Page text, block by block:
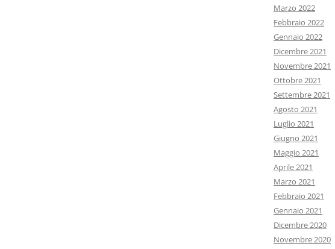
Marzo 2022
Febbraio 2022
Gennaio 2022
Dicembre 2021
Novembre 2021
Ottobre 2021
Settembre 2021
Agosto 2021
Luglio 2021
Giugno 2021
Maggio 2021
Aprile 2021
Marzo 2021
Febbraio 2021
Gennaio 2021
Dicembre 2020
Novembre 2020